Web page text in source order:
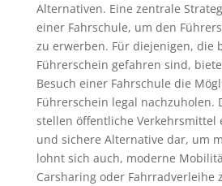
Alternativen. Eine zentrale
einer Fahrschule, um den
zu erwerben. Für diejenigen, die
Führerschein gefahren sind,
Besuch einer Fahrschule die
Führerschein legal nachzuholen.
stellen öffentliche Verkehrsmittel
und sichere Alternative dar, um
lohnt sich auch, moderne
Carsharing oder Fahrradverleihe